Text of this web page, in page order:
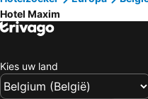
Hotel Maxim
Kies uw land